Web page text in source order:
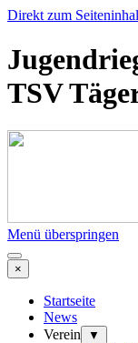
Direkt zum
TSV
Menü überspringen
×
Startseite
News
Verein
▼